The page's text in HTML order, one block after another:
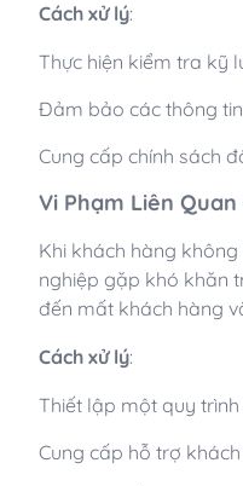
Cách xử lý:
Thực hiện kiểm tra kỹ
Đảm bảo các thông
Cung cấp chính sách
Vi Phạm Liên
Khi khách hàng
nghiệp gặp khó khăn
đến mất khách hàng
Cách xử lý:
Thiết lập một quy
Cung cấp hỗ trợ